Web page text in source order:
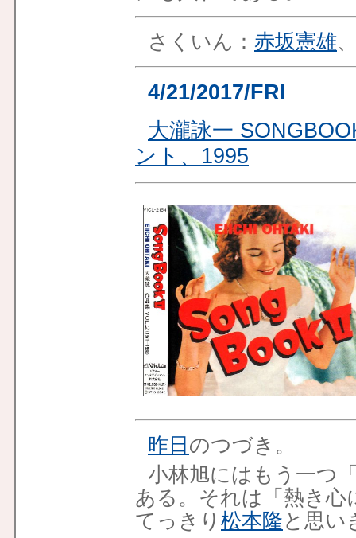
さくいん： 赤坂憲雄
4/21/2017/FRI
大瀧詠一
ント、1995
昨日 のつづき。
小林旭にはもう一つ
ある。それは「熱き心
てっきり 松本隆と思い